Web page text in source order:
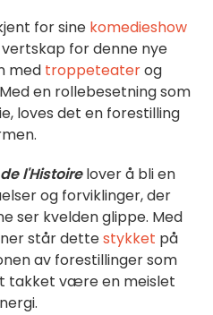
for sine komedieshow
for denne nye
med troppeteaterog
en rollebesetning som
loves det en forestilling
l'Histoire lover å bli en
og forviklinger, der
ser kvelden glippe. Med
står dettestykket på
av forestillinger som
takket være en meislet